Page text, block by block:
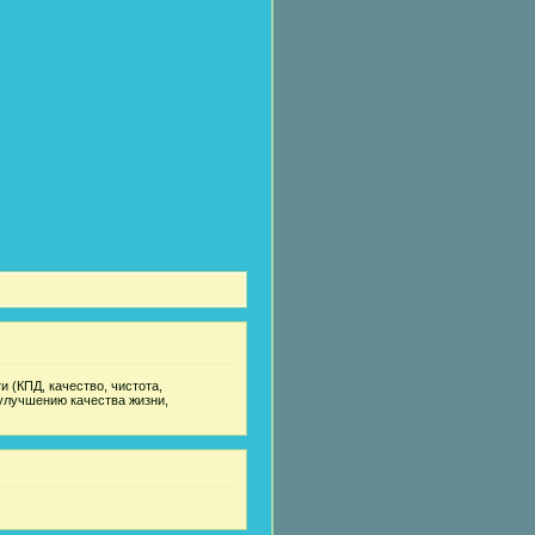
(КПД, качество, чистота,
качества жизни,